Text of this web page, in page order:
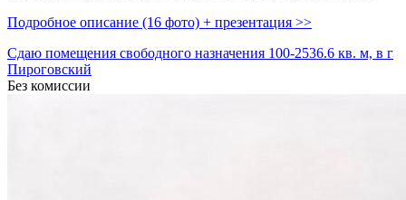
Подробное описание (16 фото) + презентация >>
Сдаю помещения свободного назначения 100-2536.6 кв. м, в г
Пироговский
Без комиссии